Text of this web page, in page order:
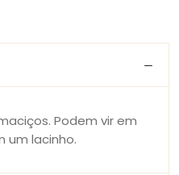
Podem vir em
um lacinho.